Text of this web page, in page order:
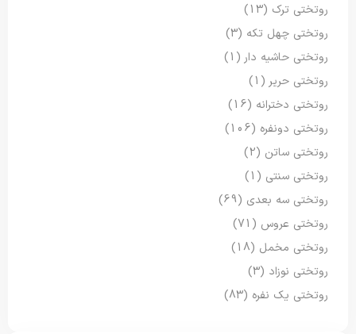
روتختی ترک (13)
روتختی چهل تکه (3)
روتختی حاشیه دار (1)
روتختی حریر (1)
روتختی دخترانه (16)
روتختی دونفره (106)
روتختی ساتن (2)
روتختی سنتی (1)
روتختی سه بعدی (69)
روتختی عروس (71)
روتختی مخمل (18)
روتختی نوزاد (3)
روتختی یک نفره (83)